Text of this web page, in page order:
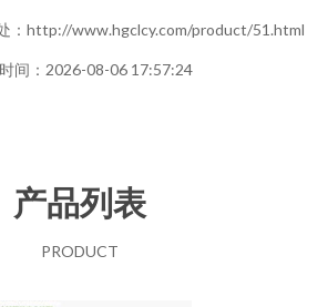
：http://www.hgclcy.com/product/51.html
间：2026-08-06 17:57:24
产品列表
PRODUCT